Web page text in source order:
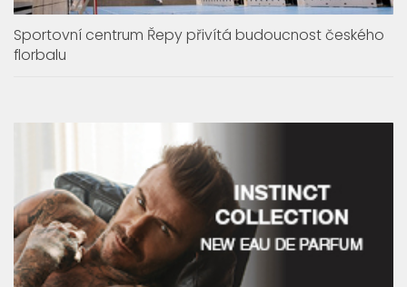
Sportovní centrum Řepy přivítá budoucnost českého
florbalu